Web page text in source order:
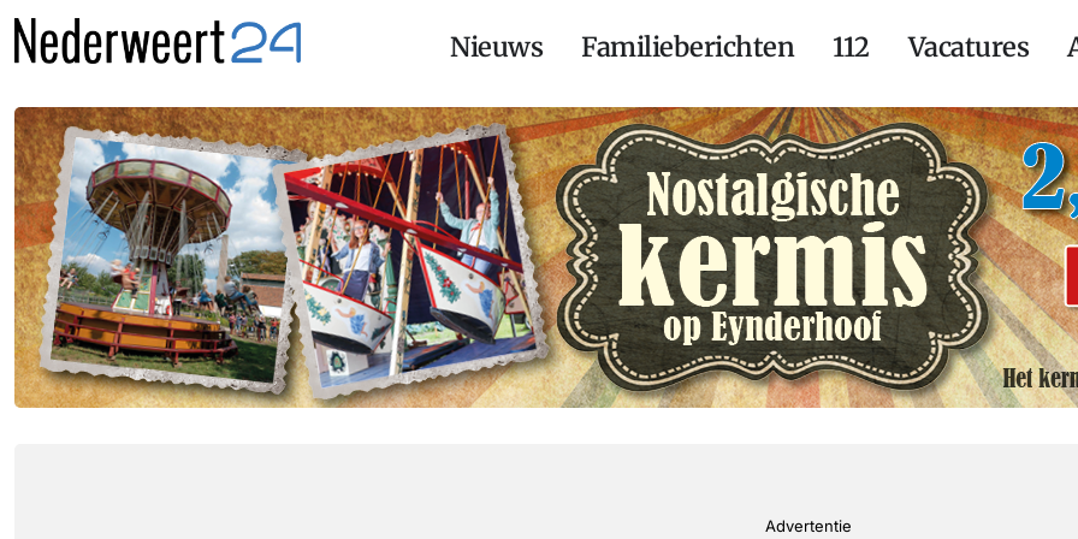
Nieuws Familieberichten 112 Vacatures
Advertentie